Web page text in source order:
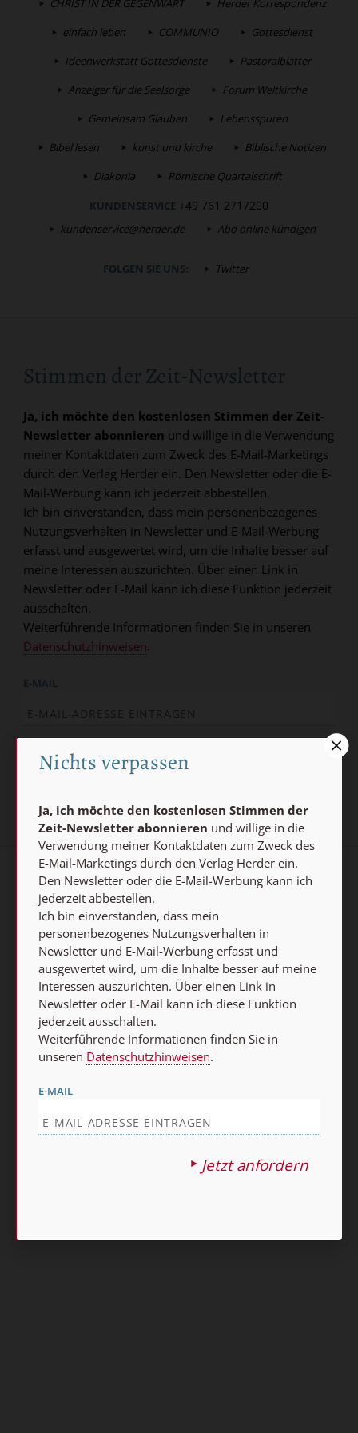
CHRIST IN DER GEGENWART
Herder Korrespondenz
einfach leben
COMMUNIO
Gottesdienst
Ideenwerkstatt Gottesdienste
Pastoralblätter
Anzeiger für die Seelsorge
Forum Weltkirche
Gemeinsam Glauben
Lebensspuren
Bibel lesen
kunst und kirche
Biblische Notizen
Diakonia
Römische Quartalschrift
KUNDENSERVICE +49 761 2717200
kundenservice@herder.de Abo online kündigen
FOLGEN SIE UNS: Twitter
Stimmen der Zeit-Newsletter
Ja, ich möchte den kostenlosen Stimmen der Zeit-
Newsletter abonnieren und willige in die Verwendung
meiner Kontaktdaten zum Zweck des E-Mail-Marketings
durch den Verlag Herder ein. Den Newsletter oder die E-
Mail-Werbung kann ich jederzeit abbestellen.
Ich bin einverstanden, dass mein personenbezogenes
Nutzungsverhalten in Newsletter und E-Mail-Werbung
erfasst und ausgewertet wird, um die Inhalte besser auf
meine Interessen auszurichten. Über einen Link in
Newsletter oder E-Mail kann ich diese Funktion jederzeit
ausschalten.
Weiterführende Informationen finden Sie in unseren
Datenschutzhinweisen.
E-MAIL
AGB und Widerrufsbelehrung Datenschutz
Barrierefreiheit Impressum
Vertrag widerrufen
Abo online kündigen
Nach oben
Nichts verpassen
Ja, ich möchte den kostenlosen Stimmen der
Zeit-Newsletter abonnieren und willige in die
Verwendung meiner Kontaktdaten zum Zweck des
E-Mail-Marketings durch den Verlag Herder ein.
Den Newsletter oder die E-Mail-Werbung kann ich
jederzeit abbestellen.
Ich bin einverstanden, dass mein
personenbezogenes Nutzungsverhalten in
Newsletter und E-Mail-Werbung erfasst und
ausgewertet wird, um die Inhalte besser auf meine
Interessen auszurichten. Über einen Link in
Newsletter oder E-Mail kann ich diese Funktion
jederzeit ausschalten.
Weiterführende Informationen finden Sie in
unseren Datenschutzhinweisen.
E-MAIL
Jetzt anfordern